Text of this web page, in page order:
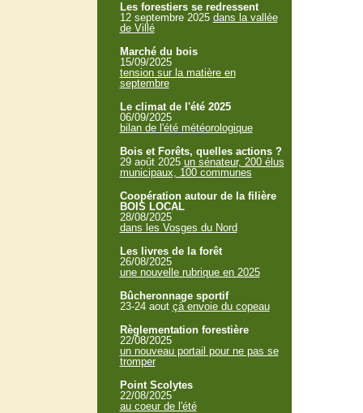
Les forestiers se redressent
12 septembre 2025 dans la vallée
de Villé
Marché du bois
15/09/2025
tension sur la matière en
septembre
Le climat de l'été 2025
06/09/2025
bilan de l'été météorologique
Bois et Forêts, quelles actions ?
29 août 2025 un sénateur, 200 élus
municipaux, 100 communes
Coopération autour de la filière
BOIS LOCAL
28/08/2025
dans les Vosges du Nord
Les livres de la forêt
26/08/2025
une nouvelle rubrique en 2025
Bûcheronnage sportif
23-24 aout çà envoie du copeau
Règlementation forestière
22/08/2025
un nouveau portail pour ne pas se
tromper
Point Scolytes
22/08/2025
au coeur de l'été